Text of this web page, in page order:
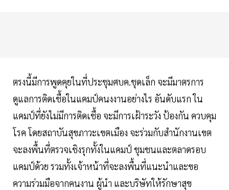
ตรงนี้มีการพูดคุยในที่ประชุมศบค.ชุดเล็ก จะมีมาตรการ
ดูแลการติดเชื้อในแคมป์คนงงานอย่างไร อันดับแรก ใน
แคมป์ที่ยังไม่มีการติดเชื้อ จะมีการเฝ้าระวัง ป้องกัน ควบคุม
โรค โดยสถาบันสุขภาวะเขตเมือง จะร่วมกับสำนักงานเขต
จะลงพื้นที่ตรวจเชิงรุกทั้งในแคมป์ ชุมชนและตลาดรอบ
แคมป์ด้วย รวมทั้งเจ้าหน้าที่จะลงพื้นที่แนะนำและขอ
ความร่วมมือจากคนงาน ผู้นำ และบริษัทให้รักษาสุข